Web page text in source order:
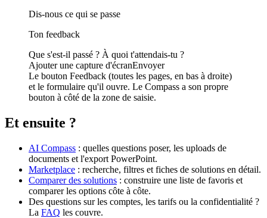
Dis-nous ce qui se passe
Ton feedback
Que s'est-il passé ? À quoi t'attendais-tu ?
Ajouter une capture d'écranEnvoyer
Le bouton Feedback (toutes les pages, en bas à droite)
et le formulaire qu'il ouvre. Le Compass a son propre
bouton à côté de la zone de saisie.
Et ensuite ?
AI Compass : quelles questions poser, les uploads de
documents et l'export PowerPoint.
Marketplace : recherche, filtres et fiches de solutions en détail.
Comparer des solutions : construire une liste de favoris et
comparer les options côte à côte.
Des questions sur les comptes, les tarifs ou la confidentialité ?
La FAQ les couvre.